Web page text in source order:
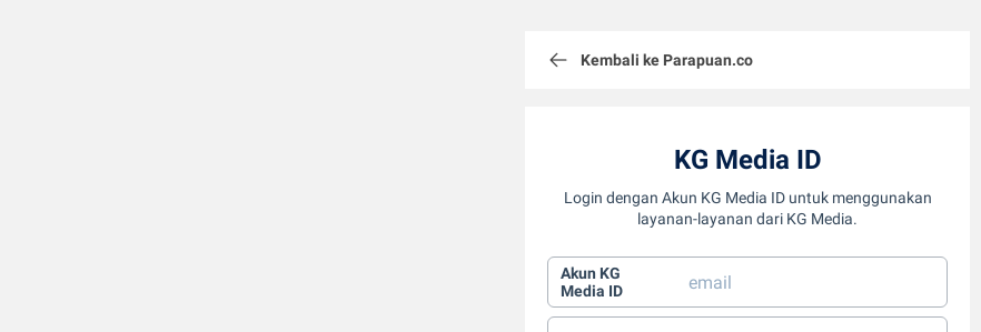
Kembali ke Parapuan.co
KG Media ID
Login dengan Akun KG Media ID untuk menggunakan
layanan-layanan dari KG Media.
Akun KG
Media ID